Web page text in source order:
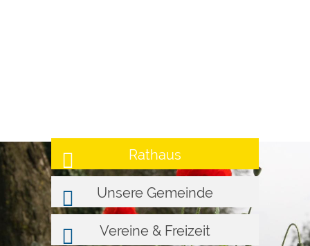
Rathaus
Unsere Gemeinde
Vereine & Freizeit